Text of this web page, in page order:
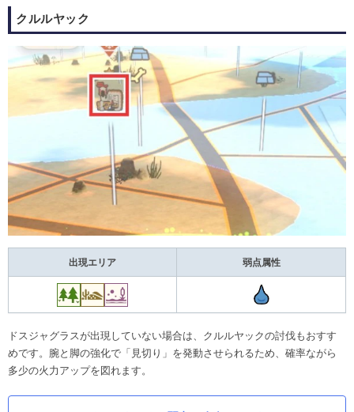
クルルヤック
出現エリア 弱点属性
ドスジャグラスが出現していない場合は、クルルヤックの討伐もおすす
めです。腕と脚の強化で「見切り」を発動させられるため、確率ながら
多少の火力アップを図れます。